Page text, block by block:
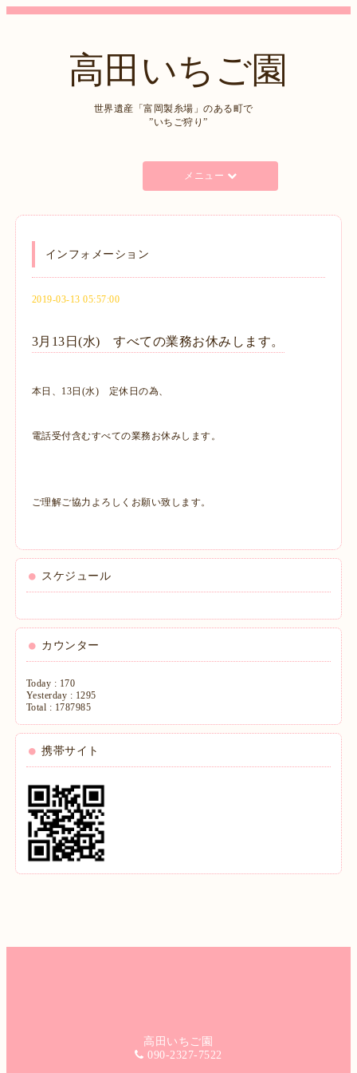
高田いちご園
世界遺産「富岡製糸場」のある町で
”いちご狩り”
メニュー
インフォメーション
2019-03-13 05:57:00
3月13日(水) すべての業務お休みします。
本日、13日(水) 定休日の為、
電話受付含むすべての業務お休みします。
ご理解ご協力よろしくお願い致します。
スケジュール
カウンター
Today : 170
Yesterday : 1295
Total : 1787985
携帯サイト
高田いちご園
090-2327-7522